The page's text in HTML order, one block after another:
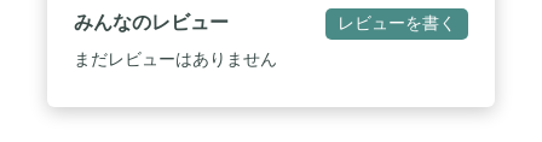
タノール、香料
みんなのレビュー レビューを書く
まだレビューはありません